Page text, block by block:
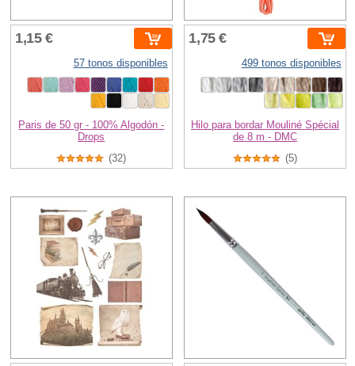
1,15 €
57 tonos disponibles
Paris de 50 gr - 100% Algodón -
Drops
(32)
1,75 €
499 tonos disponibles
Hilo para bordar Mouliné Spécial
de 8 m - DMC
(5)